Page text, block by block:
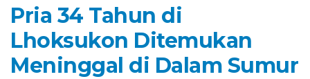
Pria 34 Tahun di
Lhoksukon Ditemukan
Meninggal di Dalam Sumur